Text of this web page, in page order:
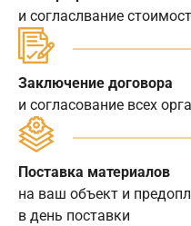
и согласлвание
Заключение договора
и согласование всех
Поставка материалов
на ваш объект и
в день поставки